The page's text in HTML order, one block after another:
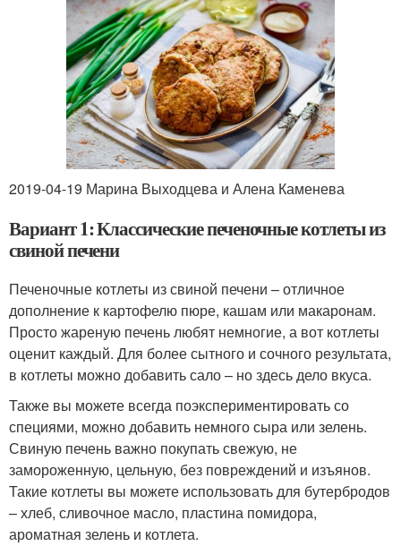
2019-04-19 Марина Выходцева и Алена Каменева
Вариант 1: Классические печеночные котлеты из
свиной печени
Печеночные котлеты из свиной печени – отличное
дополнение к картофелю пюре, кашам или макаронам.
Просто жареную печень любят немногие, а вот котлеты
оценит каждый. Для более сытного и сочного результата,
в котлеты можно добавить сало – но здесь дело вкуса.
Также вы можете всегда поэкспериментировать со
специями, можно добавить немного сыра или зелень.
Свиную печень важно покупать свежую, не
замороженную, цельную, без повреждений и изъянов.
Такие котлеты вы можете использовать для бутербродов
– хлеб, сливочное масло, пластина помидора,
ароматная зелень и котлета.